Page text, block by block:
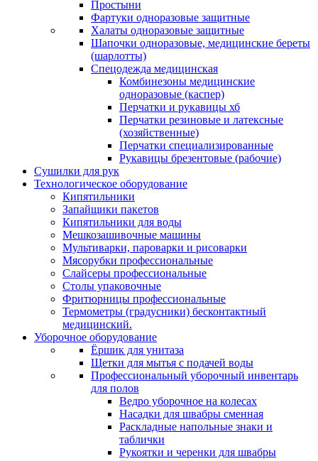
Простыни
Фартуки одноразовые защитные
Халаты одноразовые защитные
Шапочки одноразовые, медицинские береты
(шарлотты)
Спецодежда медицинская
Комбинезоны медицинские
одноразовые (каспер)
Перчатки и рукавицы хб
Перчатки резиновые и латексные
(хозяйственные)
Перчатки специализированные
Рукавицы брезентовые (рабочие)
Сушилки для рук
Технологическое оборудование
Кипятильники
Запайщики пакетов
Кипятильники для воды
Мешкозашивочные машины
Мультиварки, пароварки и рисоварки
Мясорубки профессиональные
Слайсеры профессиональные
Столы упаковочные
Фритюрницы профессиональные
Термометры (градусники) бесконтактный
медицинский.
Уборочное оборудование
Ёршик для унитаза
Щетки для мытья с подачей воды
Профессиональный уборочный инвентарь
для полов
Ведро уборочное на колесах
Насадки для швабры сменная
Раскладные напольные знаки и
таблички
Рукоятки и черенки для швабры